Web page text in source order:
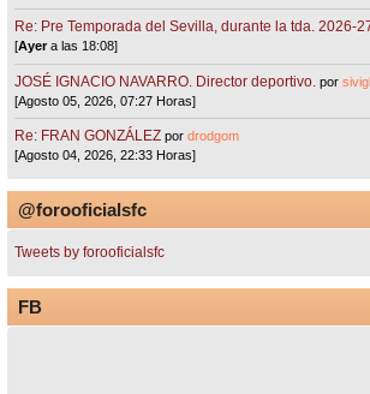
Re: Pre Temporada del Sevilla, durante la tda. 2026-
[Ayera las 18:08]
JOSÉ IGNACIO NAVARRO. Director deportivo. por
[Agosto 05, 2026, 07:27 Horas]
Re: FRAN GONZÁLEZ pordrodgom
[Agosto 04, 2026, 22:33 Horas]
@forooficialsfc
Tweets by forooficialsfc
FB